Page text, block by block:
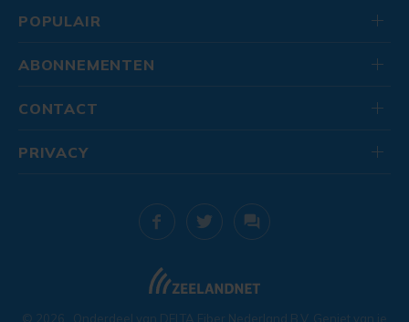
POPULAIR
ABONNEMENTEN
CONTACT
© 2026 . Onderdeel van DELTA Fiber Nederland B.V. Geniet van je
PRIVACY